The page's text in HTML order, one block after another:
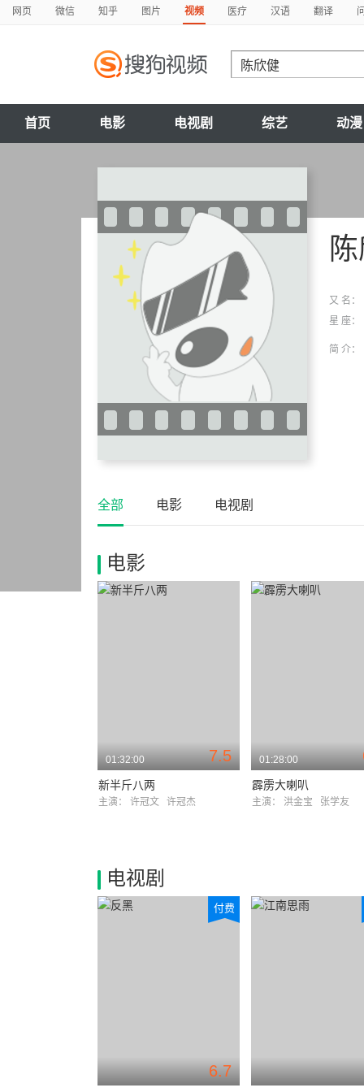
网页 微信 知乎 图片 视频 医疗 汉语 翻译
首页 电影 电视剧 综艺 动漫
又 名：
星 座：
简 介：
全部 电影 电视剧
电影
7.5
01:32:00
新半斤八两
主演： 许冠文 许冠杰
01:28:00
霹雳大喇叭
主演： 洪金宝 张学友
电视剧
6.7
付费